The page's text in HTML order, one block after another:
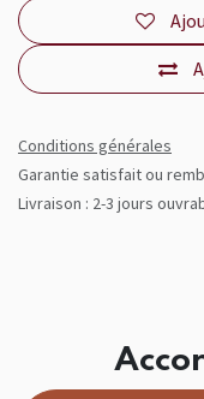
Conditions générales
Garantie satisfait ou
Livraison : 2-3 jours